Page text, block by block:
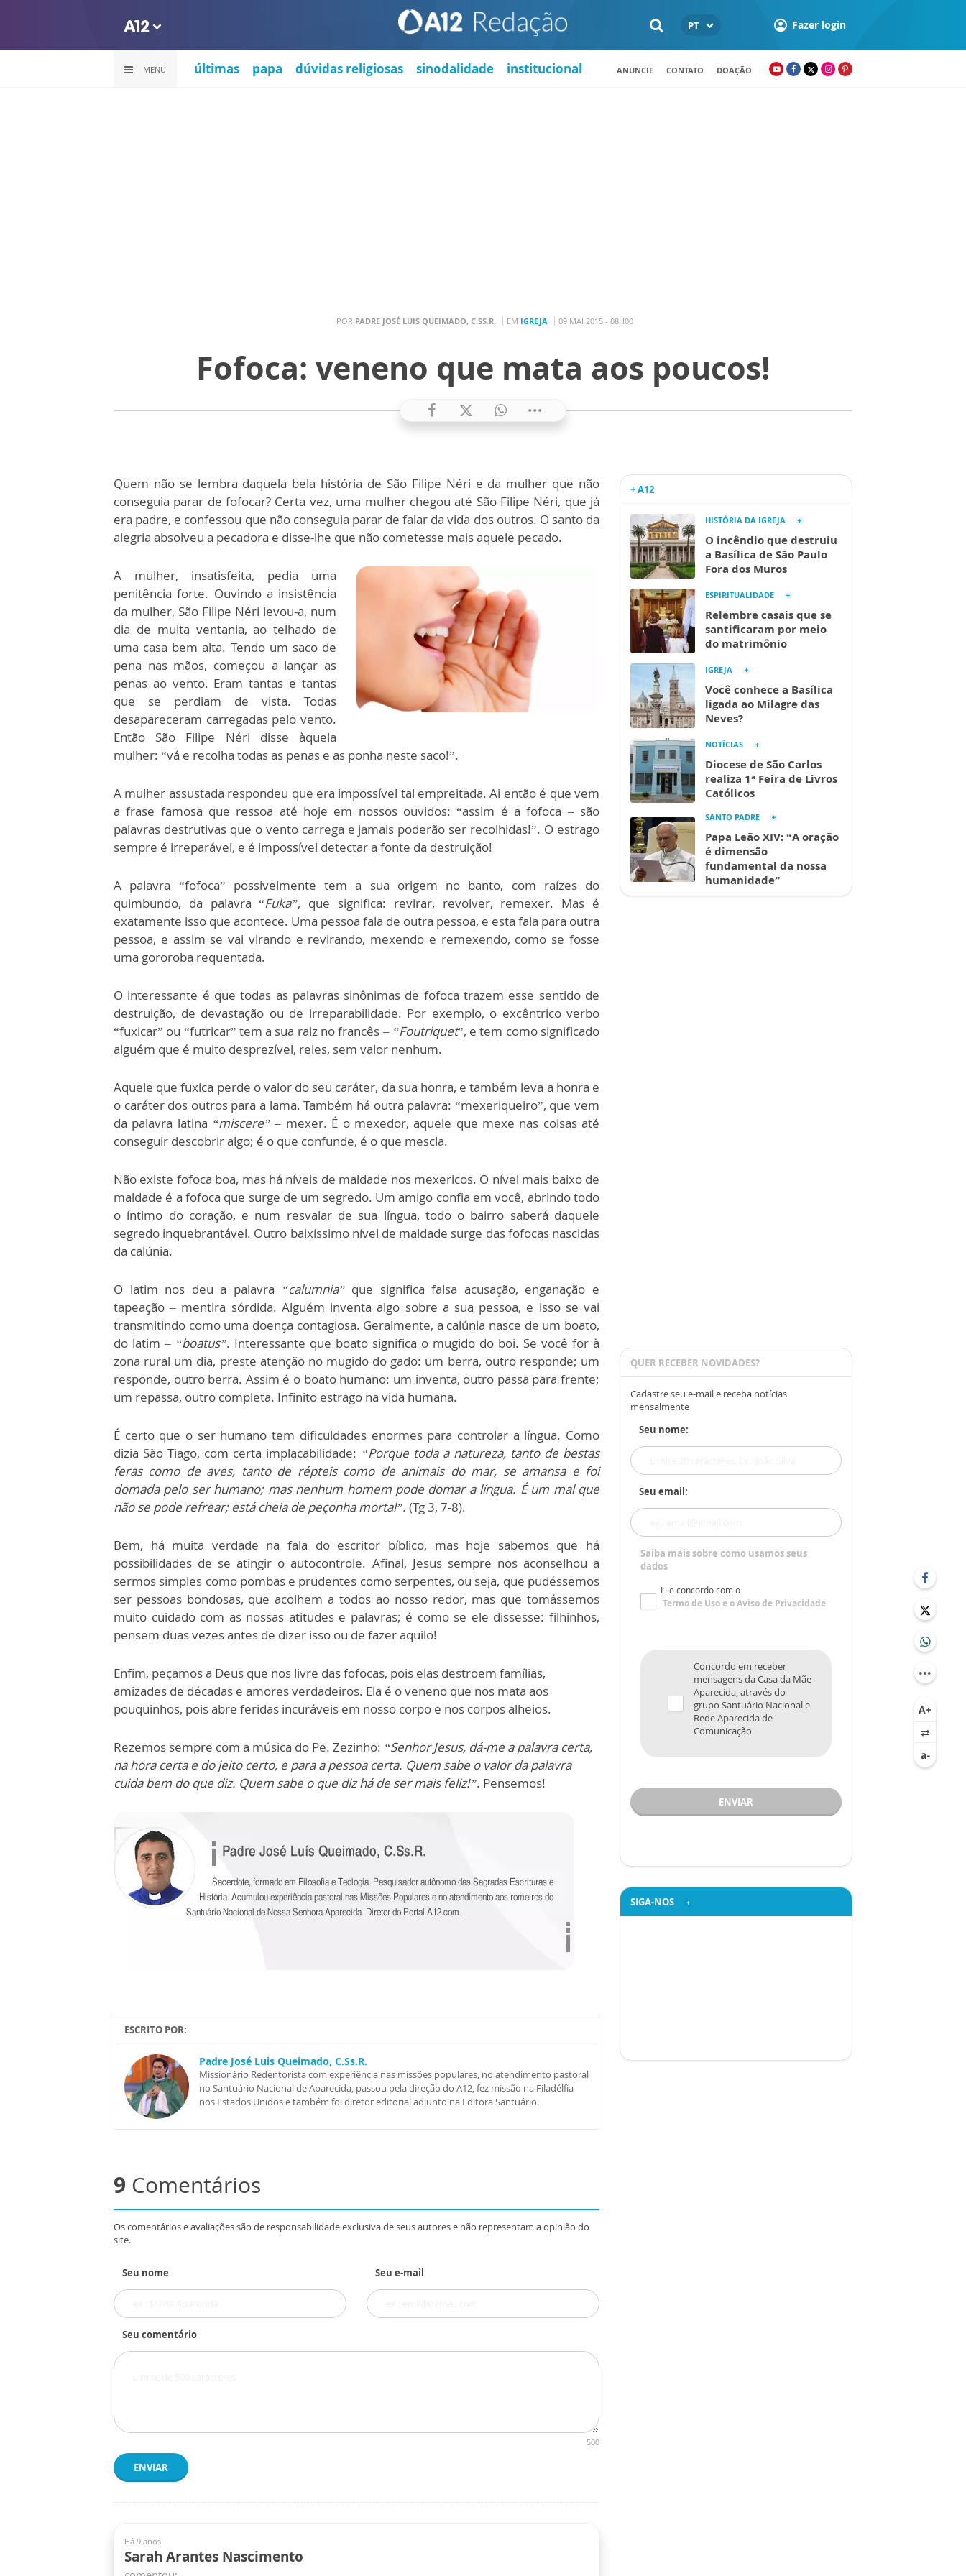
PT Fazer login
MENU últimas papa dúvidas religiosas sinodalidade institucional ANUNCIE CONTATO DOAÇÃO
POR PADRE JOSÉ LUIS QUEIMADO, C.SS.R. EM IGREJA 09 MAI 2015 - 08H00
Fofoca: veneno que mata aos poucos!
Quem não se lembra daquela bela história de São Filipe Néri e da mulher que não
conseguia parar de fofocar? Certa vez, uma mulher chegou até São Filipe Néri, que já
era padre, e confessou que não conseguia parar de falar da vida dos outros. O santo da
alegria absolveu a pecadora e disse-lhe que não cometesse mais aquele pecado.
A mulher, insatisfeita, pedia uma
penitência forte. Ouvindo a insistência
da mulher, São Filipe Néri levou-a, num
dia de muita ventania, ao telhado de
uma casa bem alta. Tendo um saco de
pena nas mãos, começou a lançar as
penas ao vento. Eram tantas e tantas
que se perdiam de vista. Todas
desapareceram carregadas pelo vento.
Então São Filipe Néri disse àquela
mulher: “vá e recolha todas as penas e as ponha neste saco!”.
A mulher assustada respondeu que era impossível tal empreitada. Ai então é que vem
a frase famosa que ressoa até hoje em nossos ouvidos: “assim é a fofoca – são
palavras destrutivas que o vento carrega e jamais poderão ser recolhidas!”. O estrago
sempre é irreparável, e é impossível detectar a fonte da destruição!
A palavra “fofoca” possivelmente tem a sua origem no banto, com raízes do
quimbundo, da palavra “Fuka”, que significa: revirar, revolver, remexer. Mas é
exatamente isso que acontece. Uma pessoa fala de outra pessoa, e esta fala para outra
pessoa, e assim se vai virando e revirando, mexendo e remexendo, como se fosse
uma gororoba requentada.
O interessante é que todas as palavras sinônimas de fofoca trazem esse sentido de
destruição, de devastação ou de irreparabilidade. Por exemplo, o excêntrico verbo
“fuxicar” ou “futricar” tem a sua raiz no francês – “Foutriquet”, e tem como significado
alguém que é muito desprezível, reles, sem valor nenhum.
Aquele que fuxica perde o valor do seu caráter, da sua honra, e também leva a honra e
o caráter dos outros para a lama. Também há outra palavra: “mexeriqueiro”, que vem
da palavra latina “miscere” – mexer. É o mexedor, aquele que mexe nas coisas até
conseguir descobrir algo; é o que confunde, é o que mescla.
Não existe fofoca boa, mas há níveis de maldade nos mexericos. O nível mais baixo de
maldade é a fofoca que surge de um segredo. Um amigo confia em você, abrindo todo
o íntimo do coração, e num resvalar de sua língua, todo o bairro saberá daquele
segredo inquebrantável. Outro baixíssimo nível de maldade surge das fofocas nascidas
da calúnia.
O latim nos deu a palavra “calumnia”que significa falsa acusação, enganação e
tapeação – mentira sórdida. Alguém inventa algo sobre a sua pessoa, e isso se vai
transmitindo como uma doença contagiosa. Geralmente, a calúnia nasce de um boato,
do latim – “boatus”. Interessante que boato significa o mugido do boi. Se você for à
zona rural um dia, preste atenção no mugido do gado: um berra, outro responde; um
responde, outro berra. Assim é o boato humano: um inventa, outro passa para frente;
um repassa, outro completa. Infinito estrago na vida humana.
É certo que o ser humano tem dificuldades enormes para controlar a língua. Como
dizia São Tiago, com certa implacabilidade: “Porque toda a natureza, tanto de bestas
feras como de aves, tanto de répteis como de animais do mar, se amansa e foi
domada pelo ser humano; mas nenhum homem pode domar a língua. É um mal que
não se pode refrear; está cheia de peçonha mortal”. (Tg 3, 7-8).
Bem, há muita verdade na fala do escritor bíblico, mas hoje sabemos que há
possibilidades de se atingir o autocontrole. Afinal, Jesus sempre nos aconselhou a
sermos simples como pombas e prudentes como serpentes, ou seja, que pudéssemos
ser pessoas bondosas, que acolhem a todos ao nosso redor, mas que tomássemos
muito cuidado com as nossas atitudes e palavras; é como se ele dissesse: filhinhos,
pensem duas vezes antes de dizer isso ou de fazer aquilo!
Enfim, peçamos a Deus que nos livre das fofocas, pois elas destroem famílias,
amizades de décadas e amores verdadeiros. Ela é o veneno que nos mata aos
pouquinhos, pois abre feridas incuráveis em nosso corpo e nos corpos alheios.
Rezemos sempre com a música do Pe. Zezinho: “Senhor Jesus, dá-me a palavra certa,
na hora certa e do jeito certo, e para a pessoa certa. Quem sabe o valor da palavra
cuida bem do que diz. Quem sabe o que diz há de ser mais feliz!”. Pensemos!
ESCRITO POR:
Padre José Luis Queimado, C.Ss.R.
Missionário Redentorista com experiência nas missões populares, no atendimento pastoral
no Santuário Nacional de Aparecida, passou pela direção do A12, fez missão na Filadélfia
nos Estados Unidos e também foi diretor editorial adjunto na Editora Santuário.
9 Comentários
Os comentários e avaliações são de responsabilidade exclusiva de seus autores e não representam a opinião do
site.
Seu nome Seu e-mail
Seu comentário
500
ENVIAR
Há 9 anos
Sarah Arantes Nascimento
+ A12
HISTÓRIA DA IGREJA
O incêndio que destruiu
a Basílica de São Paulo
Fora dos Muros
ESPIRITUALIDADE
Relembre casais que se
santificaram por meio
do matrimônio
IGREJA
Você conhece a Basílica
ligada ao Milagre das
Neves?
NOTÍCIAS
Diocese de São Carlos
realiza 1ª Feira de Livros
Católicos
SANTO PADRE
Papa Leão XIV: “A oração
é dimensão
fundamental da nossa
humanidade”
QUER RECEBER NOVIDADES?
Cadastre seu e-mail e receba notícias
mensalmente
Seu nome:
Seu email:
Saiba mais sobre como usamos seus
dados
Li e concordo com o
Termo de Usoe oAviso de Privacidade
Concordo em receber
mensagens da Casa da Mãe
Aparecida, através do
grupo Santuário Nacional e
Rede Aparecida de
Comunicação
ENVIAR
SIGA-NOS